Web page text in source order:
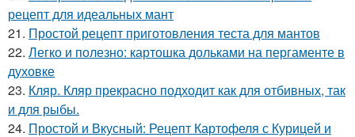
рецепт для идеальных мант
21. Простой рецепт приготовления теста для мантов
22. Легко и полезно: картошка дольками на пергаменте в
духовке
23. Кляр. Кляр прекрасно подходит как для отбивных, так
и для рыбы.
24. Простой и Вкусный: Рецепт Картофеля с Курицей и